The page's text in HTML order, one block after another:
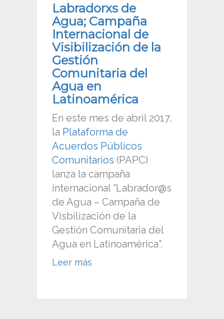
Labradorxs de
Agua; Campaña
Internacional de
Visibilización de la
Gestión
Comunitaria del
Agua en
Latinoamérica
En este mes de abril 2017,
la Plataforma de
Acuerdos Públicos
Comunitarios (PAPC)
lanza la campaña
internacional “Labrador@s
de Agua – Campaña de
Visbilización de la
Gestión Comunitaria del
Agua en Latinoamérica”.
Leer más